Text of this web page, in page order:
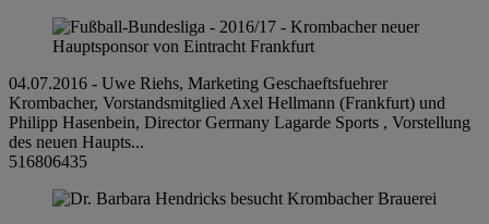
04.07.2016 - Uwe Riehs, Marketing Geschaeftsfuehrer
Krombacher, Vorstandsmitglied Axel Hellmann (Frankfurt) und
Philipp Hasenbein, Director Germany Lagarde Sports , Vorstellung
des neuen Haupts...
516806435